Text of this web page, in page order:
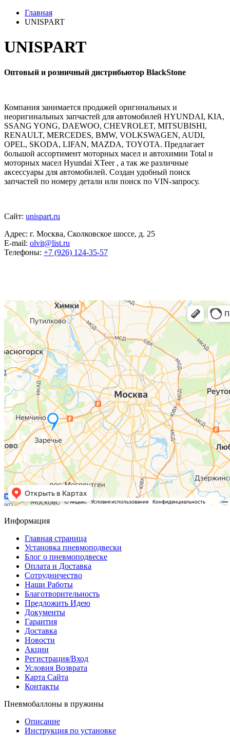
Главная
UNISPART
UNISPART
Оптовый и розничный дистрибьютор BlackStone
Компания занимается продажей оригинальных и
неоригинальных запчастей для автомобилей HYUNDAI, KIA,
SSANG YONG, DAEWOO, CHEVROLET, MITSUBISHI,
RENAULT, MERCEDES, BMW, VOLKSWAGEN, AUDI,
OPEL, SKODA, LIFAN, MAZDA, TOYOTA. Предлагает
большой ассортимент моторных масел и автохимии Total и
моторных масел Hyundai XTeer , а так же различные
аксессуары для автомобилей. Создан удобный поиск
запчастей по номеру детали или поиск по VIN-запросу.
Сайт: unispart.ru
Адрес: г. Москва, Сколковское шоссе, д. 25
E-mail: olvit@list.ru
Телефоны: +7 (926) 124-35-57
Информация
Главная страница
Установка пневмоподвески
Блог о пневмоподвеске
Оплата и Доставка
Сотрудничество
Наши Работы
Благотворительность
Предложить Идею
Документы
Гарантия
Доставка
Новости
Акции
Регистрация/Вход
Условия Возврата
Карта Сайта
Контакты
Пневмобаллоны в пружины
Описание
Инструкция по установке